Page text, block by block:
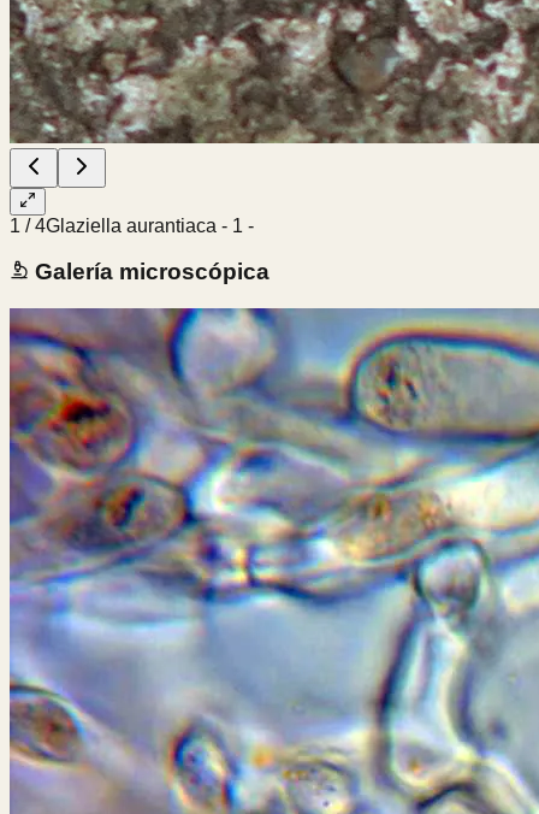
1 /4Glaziella aurantiaca - 1 -
Galería microscópica